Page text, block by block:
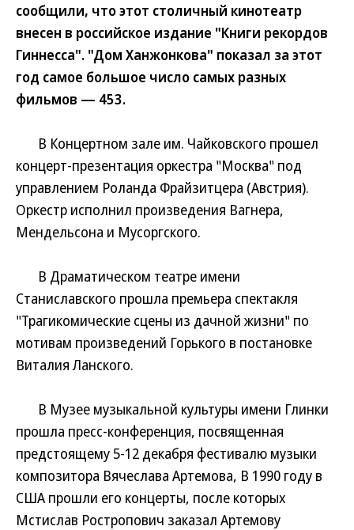
сообщили, что этот столичный кинотеатр
внесен в российское издание "Книги рекордов
Гиннесса". "Дом Ханжонкова" показал за этот
год самое большое число самых разных
фильмов — 453.
В Концертном зале им. Чайковского прошел
концерт-презентация оркестра "Москва" под
управлением Роланда Фрайзитцера (Австрия).
Оркестр исполнил произведения Вагнера,
Мендельсона и Мусоргского.
В Драматическом театре имени
Станиславского прошла премьера спектакля
"Трагикомические сцены из дачной жизни" по
мотивам произведений Горького в постановке
Виталия Ланского.
В Музее музыкальной культуры имени Глинки
прошла пресс-конференция, посвященная
предстоящему 5-12 декабря фестивалю музыки
композитора Вячеслава Артемова, В 1990 году в
США прошли его концерты, после которых
Мстислав Ростропович заказал Артемову